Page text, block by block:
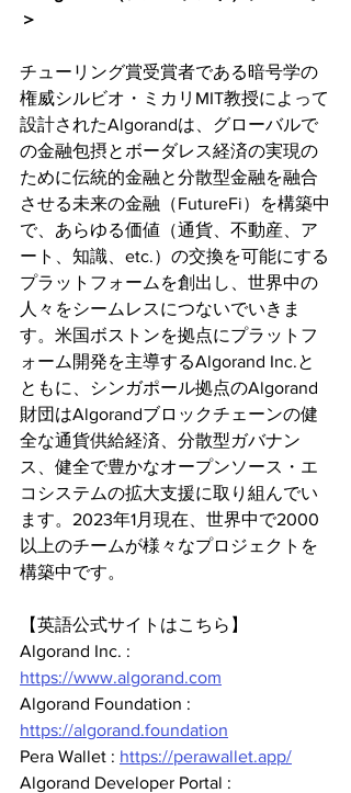
＞
チューリング賞受賞者である暗号学の
権威シルビオ・ミカリMIT教授によって
設計されたAlgorandは、グローバルで
の金融包摂とボーダレス経済の実現の
ために伝統的金融と分散型金融を融合
させる未来の金融（FutureFi）を構築中
で、あらゆる価値（通貨、不動産、ア
ート、知識、etc.）の交換を可能にする
プラットフォームを創出し、世界中の
人々をシームレスにつないでいきま
す。米国ボストンを拠点にプラットフ
ォーム開発を主導するAlgorand Inc.と
ともに、シンガポール拠点のAlgorand
財団はAlgorandブロックチェーンの健
全な通貨供給経済、分散型ガバナン
ス、健全で豊かなオープンソース・エ
コシステムの拡大支援に取り組んでい
ます。2023年1月現在、世界中で2000
以上のチームが様々なプロジェクトを
構築中です。
【英語公式サイトはこちら】
Algorand Inc. :
https://www.algorand.com
Algorand Foundation :
https://algorand.foundation
Pera Wallet : https://perawallet.app/
Algorand Developer Portal :